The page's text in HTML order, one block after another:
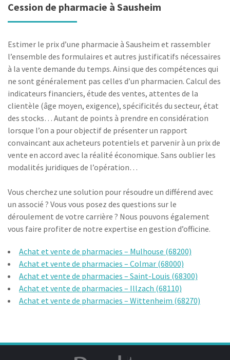
Cession de pharmacie à Sausheim
Estimer le prix d’une pharmacie à Sausheim et rassembler
l’ensemble des formulaires et autres justificatifs nécessaires
à la vente demande du temps. Ainsi que des compétences qui
ne sont généralement pas celles d’un pharmacien. Calcul des
indicateurs financiers, étude des ventes, attentes de la
clientèle (âge moyen, exigence), spécificités du secteur, état
des stocks… Autant de points à prendre en considération
lorsque l’on a pour objectif de présenter un rapport
convaincant aux acheteurs potentiels et parvenir à un prix de
vente en accord avec la réalité économique. Sans oublier les
modalités juridiques de l’opération…
Vous cherchez une solution pour résoudre un différend avec
un associé ? Vous vous posez des questions sur le
déroulement de votre carrière ? Nous pouvons également
vous faire profiter de notre expertise en gestion d’officine.
Achat et vente de pharmacies – Mulhouse (68200)
Achat et vente de pharmacies – Colmar (68000)
Achat et vente de pharmacies – Saint-Louis (68300)
Achat et vente de pharmacies – Illzach (68110)
Achat et vente de pharmacies – Wittenheim (68270)